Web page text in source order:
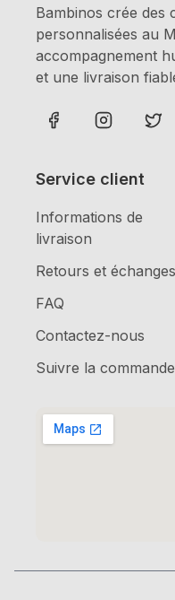
Bambinos crée des
personnalisées au
accompagnement
et une livraison
Service client
Informations de
livraison
Retours et échanges
FAQ
Contactez-nous
Suivre la commande